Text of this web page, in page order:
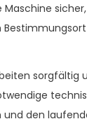
Maschine
sorgfältig
und den